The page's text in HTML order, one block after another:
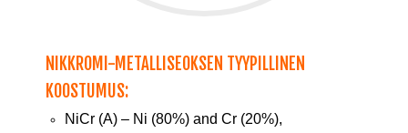
NIKKROMI-METALLISEOKSEN TYYPILLINEN
KOOSTUMUS:
NiCr (A) – Ni (80%) and Cr (20%),